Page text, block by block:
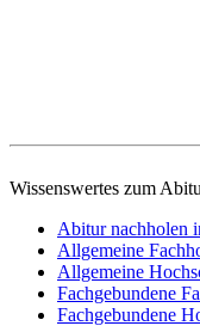
Wissenswertes zum
Abitur nachholen
Allgemeine
Allgemeine
Fachgebundene
Fachgebundene